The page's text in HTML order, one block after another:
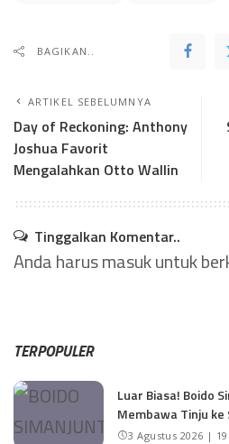
BAGIKAN..
ARTIKEL SEBELUMNYA
Day of Reckoning: Anthony
Joshua Favorit
Mengalahkan Otto Wallin
Tinggalkan Komentar..
Anda harusmasukuntuk
TERPOPULER
Luar Biasa! Boido
Membawa Tinju ke
3 Agustus 2026 |